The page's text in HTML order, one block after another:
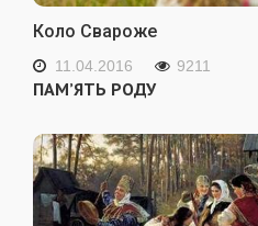
Коло Свароже
11.04.2016 9211
ПАМ’ЯТЬ РОДУ